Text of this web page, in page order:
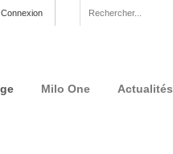
Connexion
Milo One Actualités